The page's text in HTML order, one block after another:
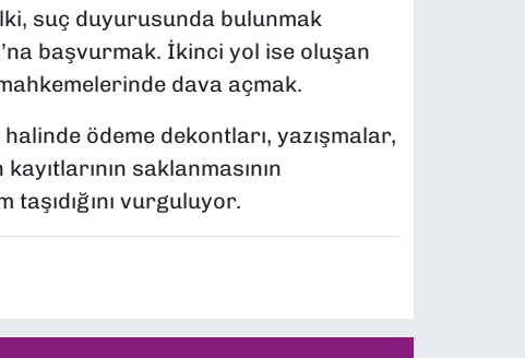
suç duyurusunda bulunmak
başvurmak. İkinci yol ise oluşan
dava açmak.
ödeme dekontları, yazışmalar,
saklanmasının
taşıdığını vurguluyor.